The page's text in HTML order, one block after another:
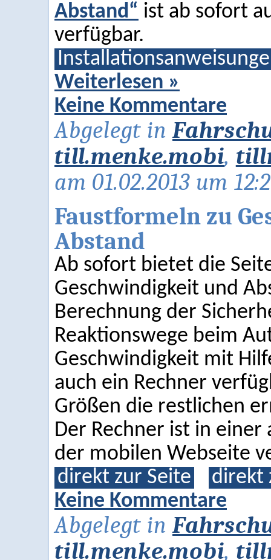
Abstand“ ist ab sofort
verfügbar.
Weiterlesen »
Keine Kommentare
Abgelegt in
till.menke.mobi,
am 01.02.2013 um
Faustformeln zu
Abstand
Ab sofort bietet die
Geschwindigkeit und
Berechnung der
Reaktionswege beim
Geschwindigkeit mit
auch ein Rechner
Größen die restlichen
Der Rechner ist in einer
der mobilen Webseite
direkt zur Seite
direkt
Keine Kommentare
Abgelegt in
till.menke.mobi,